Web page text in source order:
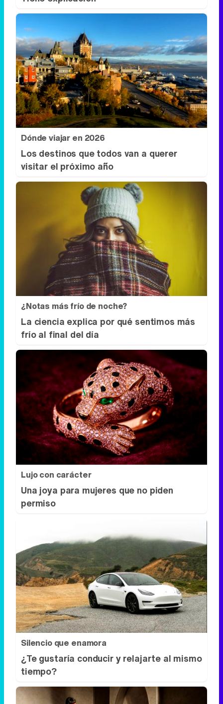
Dónde viajar en 2026
Los destinos que todos van a querer
visitar el próximo año
¿Notas más frío de noche?
La ciencia explica por qué sentimos más
frío al final del día
Lujo con carácter
Una joya para mujeres que no piden
permiso
Silencio que enamora
¿Te gustaría conducir y relajarte al mismo
tiempo?